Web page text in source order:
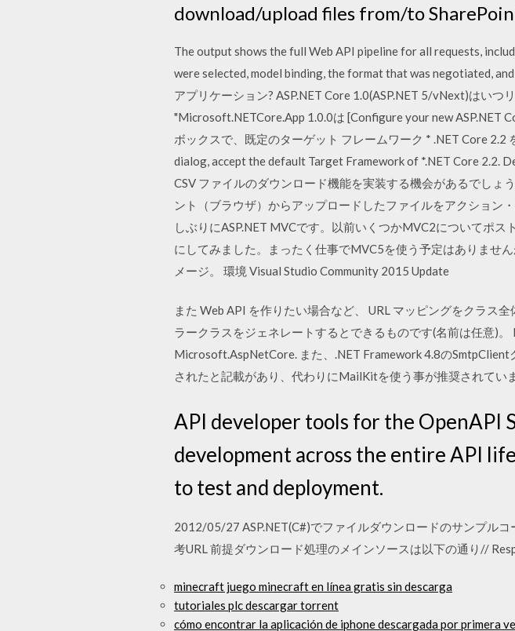
download/upload files from/to
The output shows the full Web API pipeline for all requests,
were selected, model binding, the format that was negotiated,
アプリケーション? ASP.NET Core 1.0(ASP.NET 5/vNext)はいつ
"Microsoft.NETCore.App 1.0.0は [Configure your new ASP.NET
ボックスで、既定のターゲット フレームワーク * .NET Core 2.2
dialog, accept the default Target Framework of *.NET Core 2.2.
CSV ファイルのダウンロード機能を実装する機会があるでしょ
ント（ブラウザ）からアップロードしたファイルをアクション
しぶりにASP.NET MVCです。以前いくつかMVC2についてポ
にしてみました。まったく仕事でMVC5を使う予定はありませ
メージ。 環境 Visual Studio Community 2015 Update
また Web API を作りたい場合など、 URL マッピングをクラス
ラークラスをジェネレートするとできるものです(名前は任意)
Microsoft.AspNetCore. また、.NET Framework 4.8の
されたと記載があり、代わりにMailKitを使う事が推奨されていま
API developer tools for the OpenAPI
development across the entire API
to test and deployment.
2012/05/27 ASP.NET(C#)でファイルダウンロードのサンプル
考URL 前提ダウンロード処理のメインソースは以下の通り//
minecraft juego minecraft en línea gratis sin descarga
tutoriales plc descargar torrent
cómo encontrar la aplicación de iphone descargada por primera